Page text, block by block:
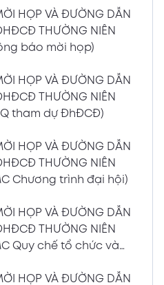
Hồng Oanh
ĐHĐCĐ thường niên
Xem PDF
QUẢN TRỊ NĂM 2023
02 về việc CMC thông
đăng ký cuối cùng để
lãi Trái Phiếu
Xem PDF
HỌP VÀ ĐƯỜNG DẪN
THƯỜNG NIÊN
báo mời họp)
HỌP VÀ ĐƯỜNG DẪN
THƯỜNG NIÊN
tham dự ĐhĐCĐ)
HỌP VÀ ĐƯỜNG DẪN
THƯỜNG NIÊN
Chương trình đại hội)
HỌP VÀ ĐƯỜNG DẪN
THƯỜNG NIÊN
Quy chế tổ chức và
HỌP VÀ ĐƯỜNG DẪN